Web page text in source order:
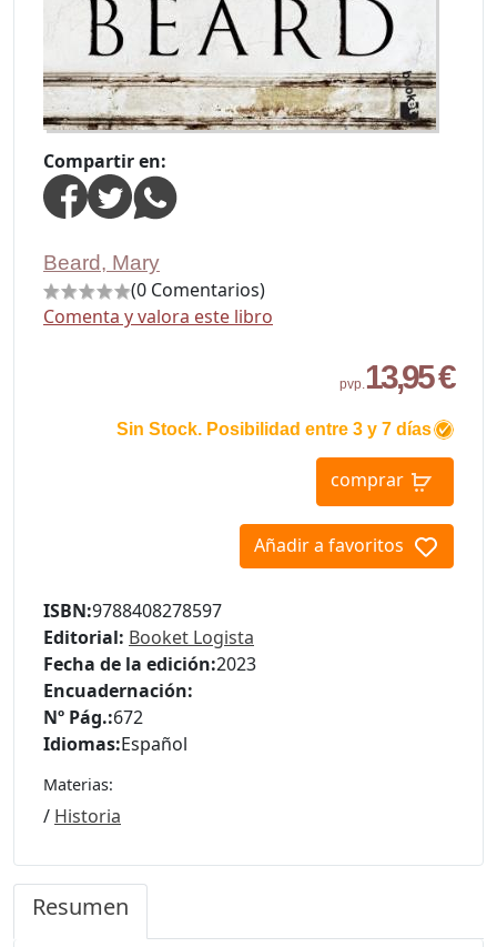
Compartir en:
Beard, Mary
(0 Comentarios)
Comenta y valora este libro
pvp.13,95 €
Sin Stock. Posibilidad entre 3 y 7 días
comprar
Añadir a favoritos
ISBN:9788408278597
Editorial: Booket Logista
Fecha de la edición:2023
Encuadernación:
Nº Pág.:672
Idiomas:Español
Materias:
/ Historia
Resumen